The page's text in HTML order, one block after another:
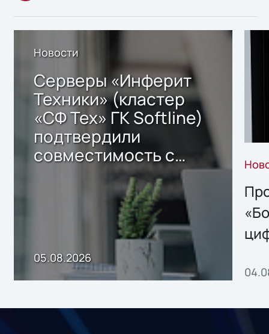
Новости
Серверы «Инферит
Техники» (кластер
«СФ Тех» ГК Softline)
подтвердили
совместимость с
решением Sharx
Storage 2.x для
хранения данных
05.08.2026